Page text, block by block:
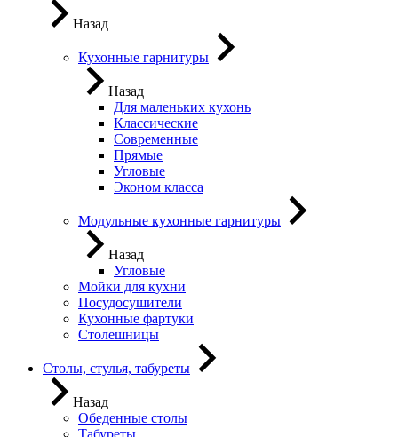
Назад
Кухонные гарнитуры
Назад
Для маленьких кухонь
Классические
Современные
Прямые
Угловые
Эконом класса
Модульные кухонные гарнитуры
Назад
Угловые
Мойки для кухни
Посудосушители
Кухонные фартуки
Столешницы
Столы, стулья, табуреты
Назад
Обеденные столы
Табуреты